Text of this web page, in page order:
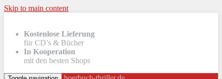
Skip to main content
Kostenlose Lieferung
für CD’s & Bücher
In Kooperation
mit den besten Shops